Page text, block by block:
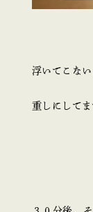
浮いてこな
重しにしてま